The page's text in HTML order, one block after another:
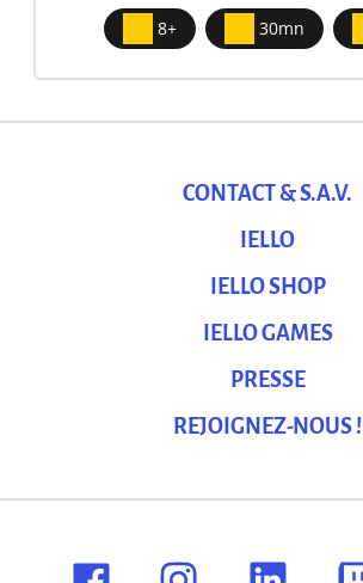
8+ 30mn
CONTACT & S.A.V.
IELLO
IELLO SHOP
IELLO GAMES
PRESSE
REJOIGNEZ-NOUS !